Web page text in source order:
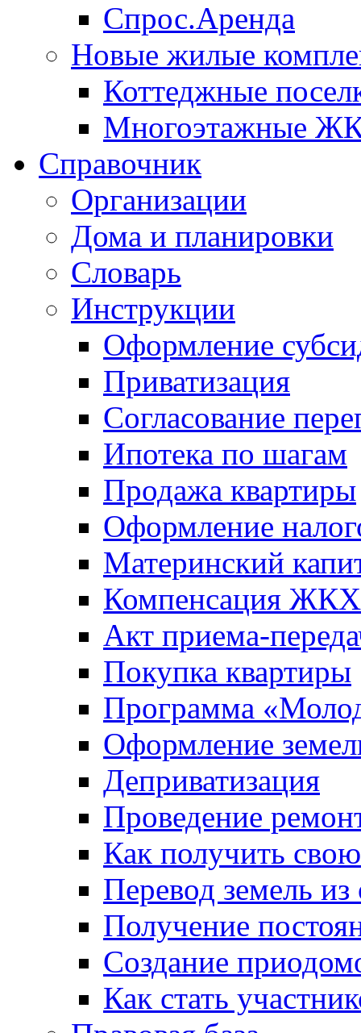
Спрос.Аренда
Новые жилые
Коттеджные
Многоэтажные
Справочник
Организации
Дома и планировки
Словарь
Инструкции
Оформление
Приватизация
Согласование
Ипотека по шагам
Продажа квартиры
Оформление
Материнский
Компенсация ЖКХ
Акт приема-
Покупка квартиры
Программа
Оформление
Деприватизация
Проведение
Как получить
Перевод земель
Получение
Создание
Как стать